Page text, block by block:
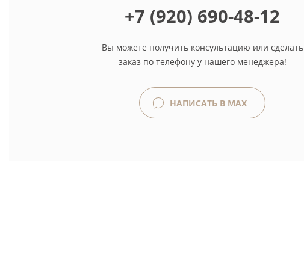
+7 (920) 690-48-12
Вы можете получить консультацию или сделать
заказ по телефону у нашего менеджера!
НАПИСАТЬ В MAX